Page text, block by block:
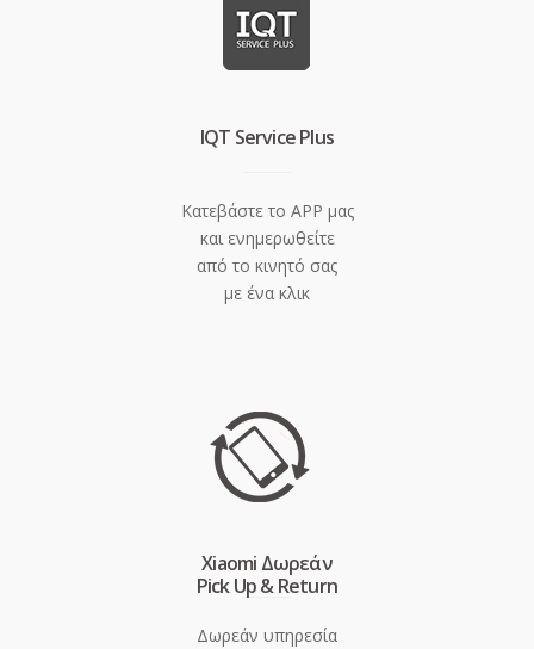
IQT Service Plus
Κατεβάστε το APP μας
και ενημερωθείτε
από το κινητό σας
με ένα κλικ
Xiaomi Δωρεάν
Pick Up & Return
Δωρεάν υπηρεσία